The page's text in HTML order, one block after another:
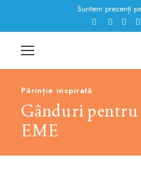
Suntem prezenți
Părinție inspirată
Gânduri pentru
EME